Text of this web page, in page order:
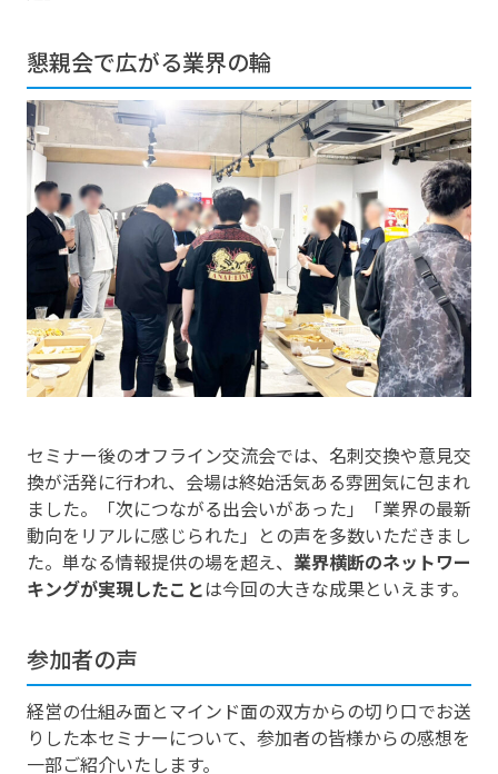
懇親会で広がる業界の輪
セミナー後のオフライン交流会では、名刺交換や意見交
換が活発に行われ、会場は終始活気ある雰囲気に包まれ
ました。「次につながる出会いがあった」「業界の最新
動向をリアルに感じられた」との声を多数いただきまし
た。単なる情報提供の場を超え、 業界横断のネットワー
キングが実現したことは今回の大きな成果といえます。
参加者の声
経営の仕組み面とマインド面の双方からの切り口でお送
りした本セミナーについて、参加者の皆様からの感想を
一部ご紹介いたします。